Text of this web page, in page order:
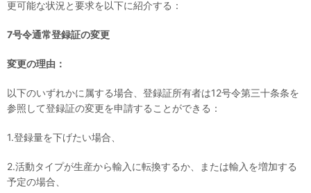
更可能な状況と要求を以下に紹介する：
7号令通常登録証の変更
変更の理由：
以下のいずれかに属する場合、登録証所有者は12号令第三十条条を
参照して登録証の変更を申請することができる：
1.登録量を下げたい場合、
2.活動タイプが生産から輸入に転換するか、または輸入を増加する
予定の場合、